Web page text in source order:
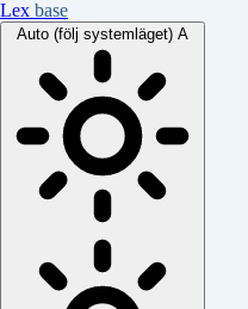
Lex base
Auto (följ systemläget) A